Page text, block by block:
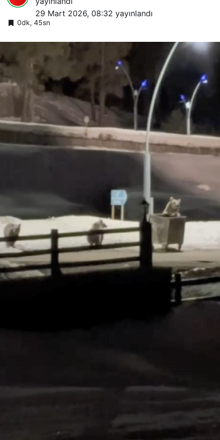
29 Mart 2026, 08:32 yayınlandı
0dk, 45sn